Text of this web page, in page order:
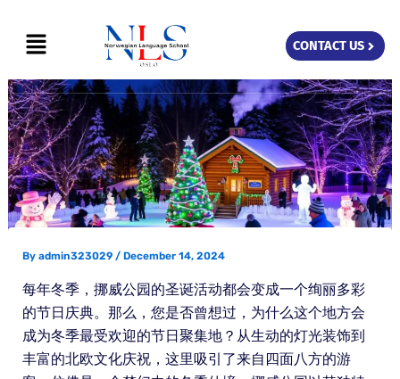
content
Menu CONTACT US
By admin323029 / December 14, 2024
每年冬季，挪威公园的圣诞活动都会变成一个绚丽多彩
的节日庆典。那么，您是否曾想过，为什么这个地方会
成为冬季最受欢迎的节日聚集地？从生动的灯光装饰到
丰富的北欧文化庆祝，这里吸引了来自四面八方的游